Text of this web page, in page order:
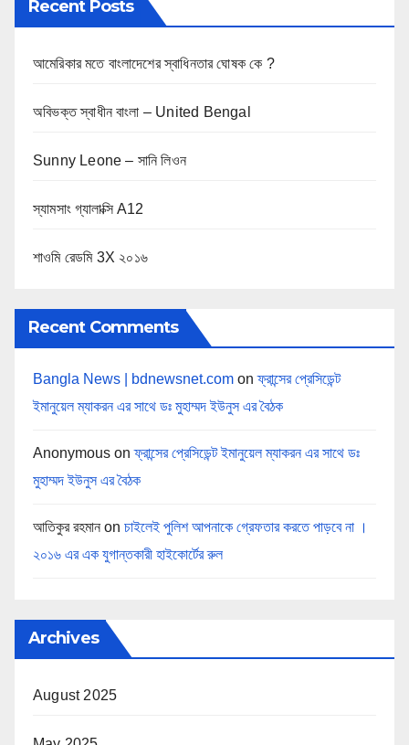
Recent Posts
আমেরিকার মতে বাংলাদেশের স্বাধিনতার ঘোষক কে ?
অবিভক্ত স্বাধীন বাংলা – United Bengal
Sunny Leone – সানি লিওন
স্যামসাং গ্যালাক্সি A12
শাওমি রেডমি 3X ২০১৬
Recent Comments
Bangla News | bdnewsnet.com onফ্রান্সের প্রেসিডেন্ট
ইমানুয়েল ম্যাকরন এর সাথে ডঃ মুহাম্মদ ইউনুস এর বৈঠক
Anonymous onফ্রান্সের প্রেসিডেন্ট ইমানুয়েল ম্যাকরন এর সাথে ডঃ
মুহাম্মদ ইউনুস এর বৈঠক
আতিকুর রহমান on চাইলেই পুলিশ আপনাকে গ্রেফতার করতে পাড়বে না ।
২০১৬ এর এক যুগান্তকারী হাইকোর্টের রুল
Archives
August 2025